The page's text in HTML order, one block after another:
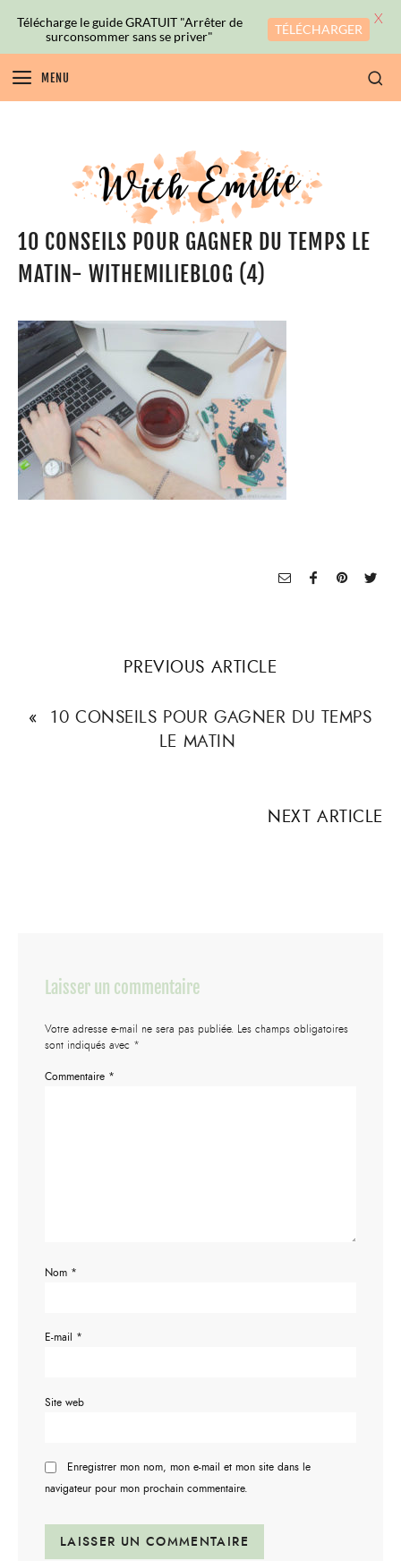
MENU
10 CONSEILS POUR GAGNER DU TEMPS LE
MATIN- WITHEMILIEBLOG (4)
PREVIOUS ARTICLE
« 10 CONSEILS POUR GAGNER DU TEMPS
LE MATIN
NEXT ARTICLE
Laisser un commentaire
Votre adresse e-mail ne sera pas publiée. Les champs obligatoires
sont indiqués avec *
Commentaire *
Nom *
E-mail *
Site web
Enregistrer mon nom, mon e-mail et mon site dans le
navigateur pour mon prochain commentaire.
Télécharge le guide GRATUIT "Arrêter de
surconsommer sans se priver"
TÉLÉCHARGER
X